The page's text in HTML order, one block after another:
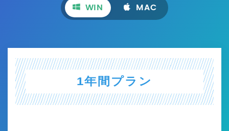
WIN MAC
1年間プラン